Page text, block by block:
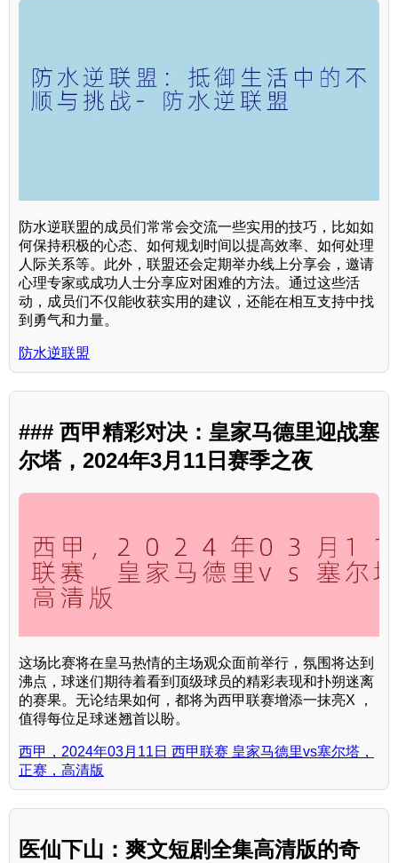
防水逆联盟的成员们常常会交流一些实用的技巧，比如如
何保持积极的心态、如何规划时间以提高效率、如何处理
人际关系等。此外，联盟还会定期举办线上分享会，邀请
心理专家或成功人士分享应对困难的方法。通过这些活
动，成员们不仅能收获实用的建议，还能在相互支持中找
到勇气和力量。
防水逆联盟
### 西甲精彩对决：皇家马德里迎战塞
尔塔，2024年3月11日赛季之夜
这场比赛将在皇马热情的主场观众面前举行，氛围将达到
沸点，球迷们期待着看到顶级球员的精彩表现和扑朔迷离
的赛果。无论结果如何，都将为西甲联赛增添一抹亮X ，
值得每位足球迷翘首以盼。
西甲，2024年03月11日 西甲联赛 皇家马德里vs塞尔塔，
正赛，高清版
医仙下山：爽文短剧全集高清版的奇